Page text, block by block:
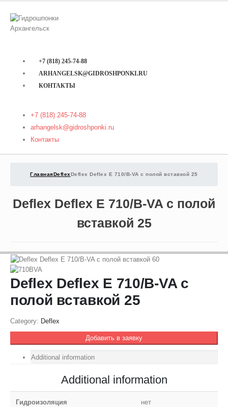
+7 (818) 245-74-88
ARHANGELSK@GIDROSHPONKI.RU
КОНТАКТЫ
+7 (818) 245-74-88
arhangelsk@gidroshponki.ru
Контакты
ГлавнаяDeflexDeflex Deflex E 710/B-VA с полой вставкой 25
Deflex Deflex E 710/B-VA с полой
вставкой 25
Deflex Deflex E 710/B-VA с
полой вставкой 25
Category: Deflex
Добавить в заявку
Additional information
Additional information
Гидроизоляция нет